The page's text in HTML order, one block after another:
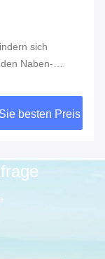
sich
Naben-
auf Flansch 36
besten Preis